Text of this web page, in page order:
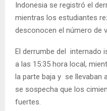
Indonesia se registró el
mientras los estudiantes
desconocen el número de
El derrumbe del internado
a las 15:35 hora local,
la parte baja y se llevaban
se sospecha que los
fuertes.